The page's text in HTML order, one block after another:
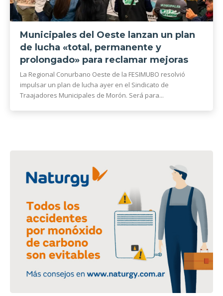
Municipales del Oeste lanzan un plan
de lucha «total, permanente y
prolongado» para reclamar mejoras
La Regional Conurbano Oeste de la FESIMUBO resolvió
impulsar un plan de lucha ayer en el Sindicato de
Traajadores Municipales de Morón. Será para...